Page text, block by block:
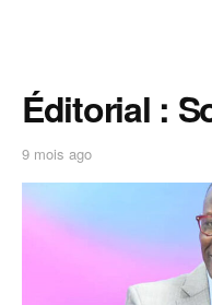
Éditorial :
9 mois ago